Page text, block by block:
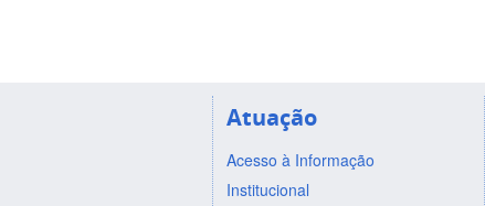
Atuação
Acesso à Informação
Institucional